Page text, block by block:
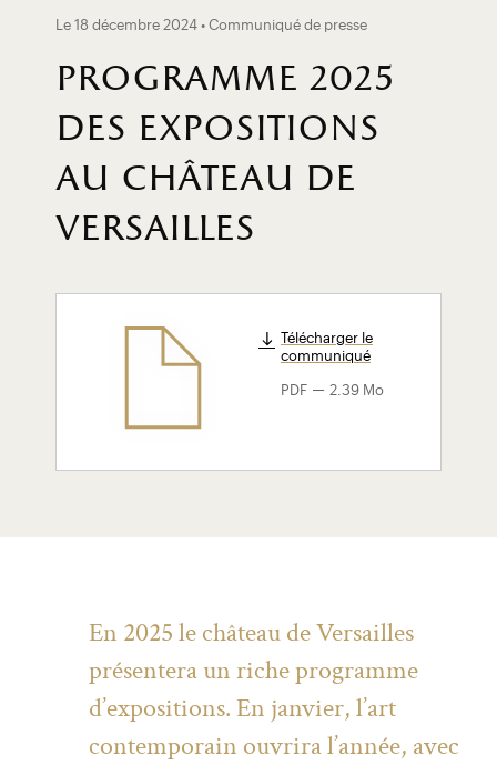
Le 18 décembre 2024 • Communiqué de presse
programme 2025
des expositions
au château de
versailles
Télécharger le
communiqué
PDF 2.39 Mo
En 2025 le château de Versailles
présentera un riche programme
d’expositions. En janvier, l’art
contemporain ouvrira l’année, avec